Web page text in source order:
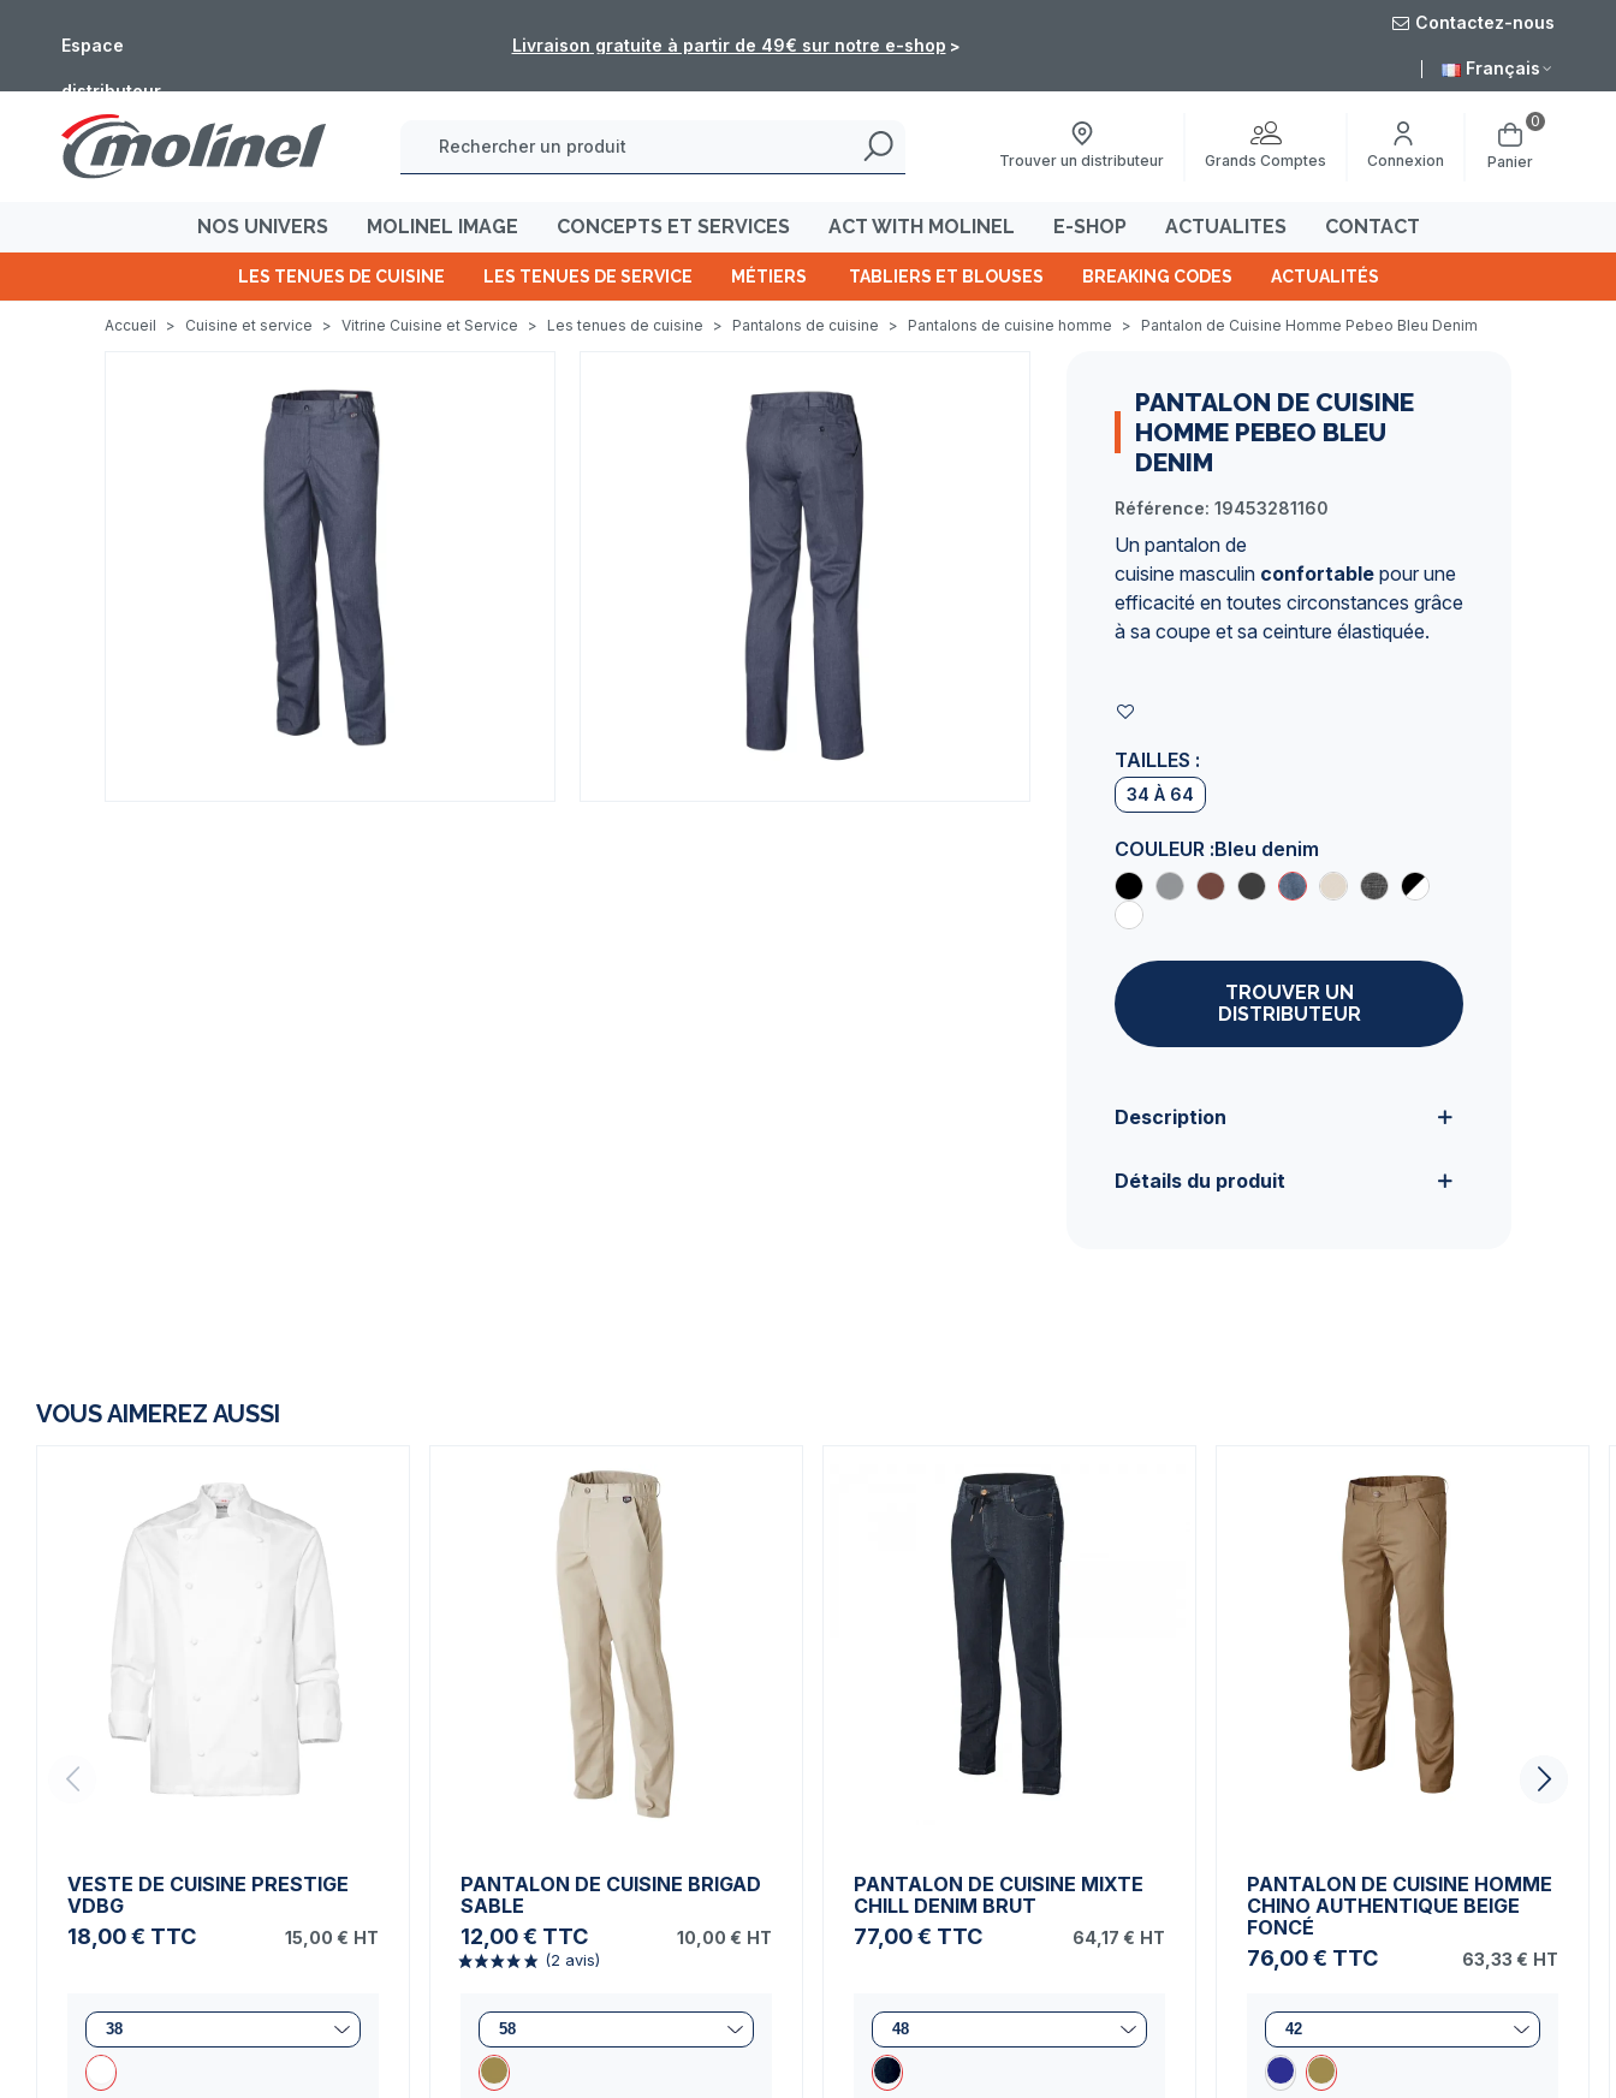
Espace
distributeur
5 au 16 août Livraison gratuite à partir de 49€ sur notre e-shop >
Contactez-nous
Français
Trouver un distributeur Grands Comptes Connexion Panier
0
NOS UNIVERS MOLINEL IMAGE CONCEPTS ET SERVICES ACT WITH MOLINEL E-SHOP ACTUALITES CONTACT
LES TENUES DE CUISINE LES TENUES DE SERVICE MÉTIERS TABLIERS ET BLOUSES BREAKING CODES ACTUALITÉS
Accueil > Cuisine et service > Vitrine Cuisine et Service > Les tenues de cuisine > Pantalons de cuisine > Pantalons de cuisine homme > Pantalon de Cuisine Homme Pebeo Bleu Denim
PANTALON DE CUISINE
HOMME PEBEO BLEU
DENIM
Référence: 19453281160
Un pantalon de
cuisine masculin confortable pour une
efficacité en toutes circonstances grâce
à sa coupe et sa ceinture élastiquée.
TAILLES :
34 À 64
COULEUR :Bleu denim
TROUVER UN
DISTRIBUTEUR
Description
Détails du produit
VOUS AIMEREZ AUSSI
VESTE DE CUISINE PRESTIGE
VDBG
18,00 € TTC 15,00 € HT
PANTALON DE CUISINE BRIGAD
SABLE
12,00 € TTC 10,00 € HT
PANTALON DE CUISINE MIXTE
CHILL DENIM BRUT
77,00 € TTC 64,17 € HT
PANTALON DE CUISINE HOMME
CHINO AUTHENTIQUE BEIGE
FONCÉ
76,00 € TTC 63,33 € HT